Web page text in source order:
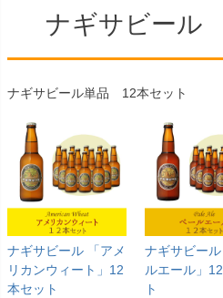
ナギサビール
ナギサビール単品 12本セット
ナギサビール 「アメ
リカンウィート」12
本セット
ナギサビー
ルエール」
ト